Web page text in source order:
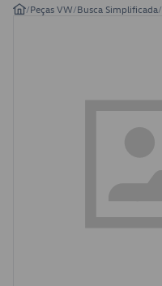
/Peças VW/Busca Simplificada/